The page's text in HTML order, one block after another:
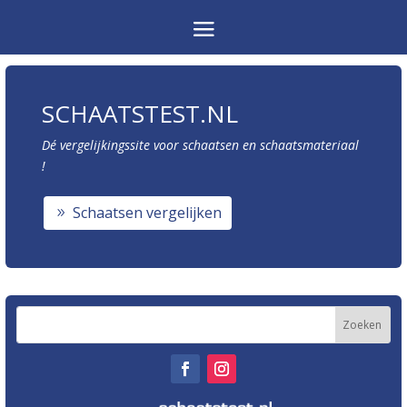
SCHAATSTEST.NL
Dé vergelijkingssite voor schaatsen en schaatsmateriaal
!
Schaatsen vergelijken